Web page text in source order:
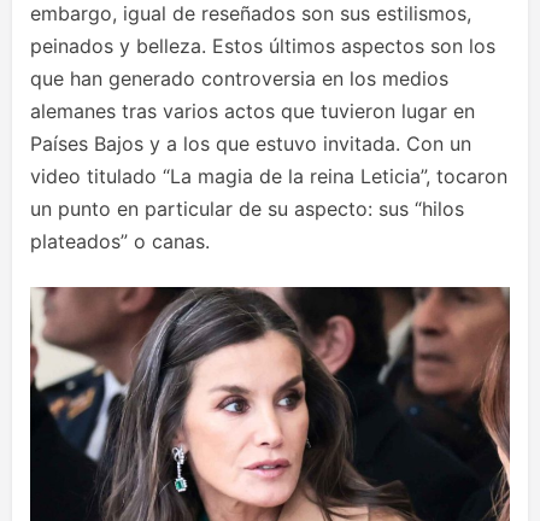
embargo, igual de reseñados son sus estilismos,
peinados y belleza. Estos últimos aspectos son los
que han generado controversia en los medios
alemanes tras varios actos que tuvieron lugar en
Países Bajos y a los que estuvo invitada. Con un
video titulado “La magia de la reina Leticia”, tocaron
un punto en particular de su aspecto: sus “hilos
plateados” o canas.